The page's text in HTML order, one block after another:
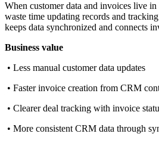
When customer data and invoices live in
waste time updating records and
keeps data synchronized and connects
Business value
• Less manual customer data updates
• Faster invoice creation from CRM
• Clearer deal tracking with invoice
• More consistent CRM data through